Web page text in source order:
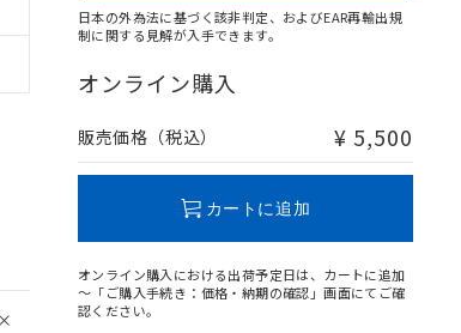
日本の外為法に基づく該非判定、およびEAR再輸出規
制に関する見解が入手できます。
オンライン購入
販売価格（税込） ¥ 5,500
カートに追加
オンライン購入における出荷予定日は、カートに追加
～「ご購入手続き：価格・納期の確認」画面にてご確
認ください。